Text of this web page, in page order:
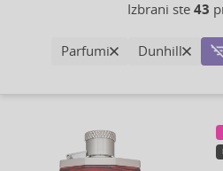
Izbrani ste 43
Parfumi Dunhill